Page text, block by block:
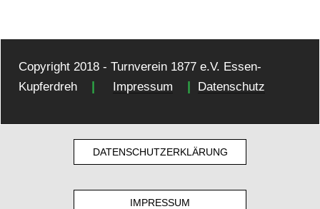
Copyright 2018 - Turnverein 1877 e.V. Essen-
Kupferdreh
Impressum Datenschutz
DATENSCHUTZERKLÄRUNG
IMPRESSUM